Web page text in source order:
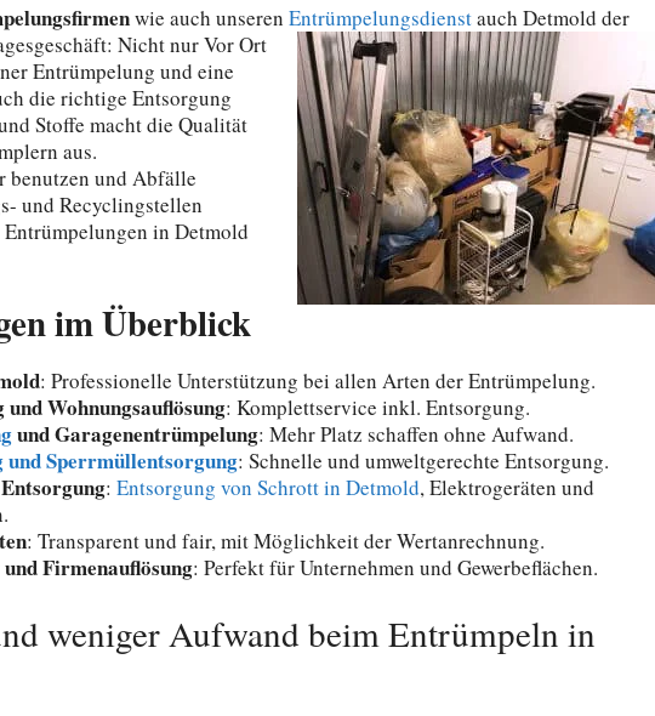
wie auch unseren Entrümpelungsdienstauch Detmold der
Nicht nur Vor Ort
Entrümpelung und eine
die richtige Entsorgung
Stoffe macht die Qualität
aus.
benutzen und Abfälle
und Recyclingstellen
in Detmold
im Überblick
: Professionelle Unterstützung bei allen Arten der Entrümpelung.
Wohnungsauflösung: Komplettservice inkl. Entsorgung.
und Garagenentrümpelung: Mehr Platz schaffen ohne Aufwand.
Sperrmüllentsorgung: Schnelle und umweltgerechte Entsorgung.
: Entsorgung von Schrott in Detmold, Elektrogeräten und
: Transparent und fair, mit Möglichkeit der Wertanrechnung.
Firmenauflösung: Perfekt für Unternehmen und Gewerbeflächen.
weniger Aufwand beim Entrümpeln in